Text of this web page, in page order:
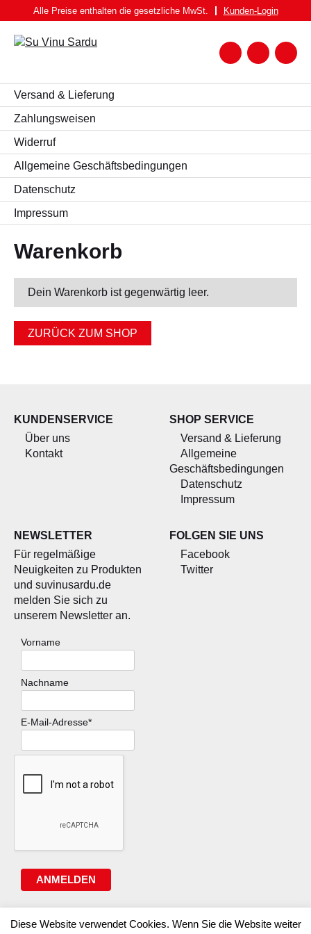
Inhalt
springen
WEIN
WEISSWEIN
ROTWEIN
ROSATO
SPUMANTE UND FRIZZANTE
SPIRITUOSEN
PASTA BRUNDU
OLIVENÖL
nach:
Zum
Alle Preise enthalten die gesetzliche MwSt. Kunden-Login
Versand & Lieferung
Zahlungsweisen
Widerruf
Allgemeine Geschäftsbedingungen
Datenschutz
Impressum
Warenkorb
Dein Warenkorb ist gegenwärtig leer.
ZURÜCK ZUM SHOP
KUNDENSERVICE
Über uns
Kontakt
SHOP SERVICE
Versand & Lieferung
Allgemeine
Geschäftsbedingungen
Datenschutz
Impressum
NEWSLETTER
Für regelmäßige
Neuigkeiten zu Produkten
und suvinusardu.de
melden Sie sich zu
unserem Newsletter an.
Vorname
Nachname
E-Mail-Adresse*
ANMELDEN
FOLGEN SIE UNS
Facebook
Twitter
Diese Website verwendet Cookies. Wenn Sie die Website weiter